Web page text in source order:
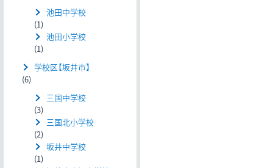
池田中学校
(1)
池田小学校
(1)
学校区【坂井市】
(6)
三国中学校
(3)
三国北小学校
(2)
坂井中学校
(1)